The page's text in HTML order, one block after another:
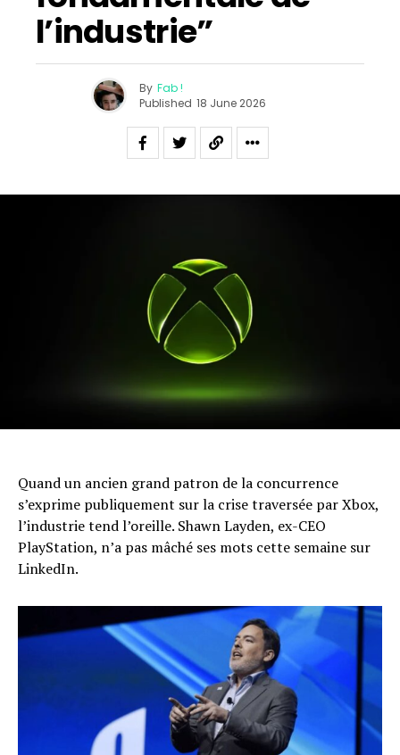
l’industrie”
By Fab !
Published 18 June 2026
Quand un ancien grand patron de la concurrence
s’exprime publiquement sur la crise traversée par Xbox,
l’industrie tend l’oreille. Shawn Layden, ex-CEO
PlayStation, n’a pas mâché ses mots cette semaine sur
LinkedIn.